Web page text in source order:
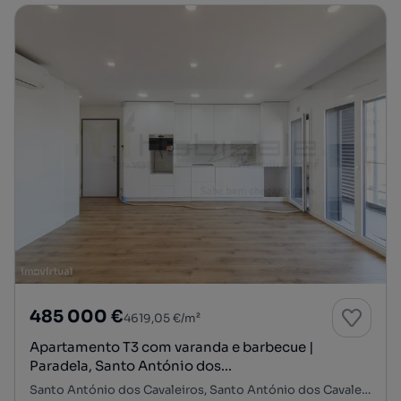
485 000 €4619,05 €/m²
Apartamento T3 com varanda e barbecue |
Paradela, Santo António dos...
Santo António dos Cavaleiros, Santo António dos Cavaleiros e Frielas, Loures, Lisboa